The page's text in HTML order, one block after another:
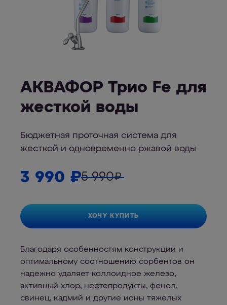
АКВАФОР Трио Fe для
жесткой воды
Бюджетная проточная система для
жесткой и одновременно ржавой воды
3 990 ₽5 990₽
ХОЧУ КУПИТЬ
Благодаря особенностям конструкции и
оптимальному соотношению сорбентов он
надежно удаляет коллоидное железо,
активный хлор, нефтепродукты, фенол,
свинец, кадмий и другие ионы тяжелых